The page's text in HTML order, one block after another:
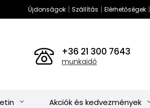
Újdonságok| Szállítás | Elérhetőségek|
+36 21 300 7643
munkaidő
Akciók és kedvezmények